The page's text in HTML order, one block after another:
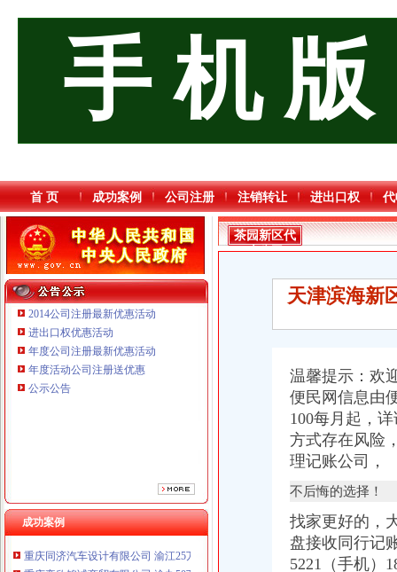
手 机 版
首 页 成功案例 公司注册 注销转让 进出口权
2014公司注册最新优惠活动
进出口权优惠活动
年度公司注册最新优惠活动
年度活动公司注册送优惠
公示公告
成功案例
重庆奕欣锦诚商贸有限公司 渝九50万 （工商注册）
重庆宝鹰汽车销售有限公司
重庆逸道医疗器械有限公司
重庆市明诚塑料制品有限责任公司 渝高100万 （进出口权）
重庆盛旗投资咨询有限公司 渝中10万 （工商注册）
重庆灵娱科技有限公司 渝北3万 （工商注册）
重庆尊盟财务管理有限公司 渝北10万 （工商注册）
重庆奕欣锦诚商贸有限公司 渝九50万 （工商注册）
茶园新区代
账公司
天津滨海新
温馨提示：欢
便民网信息由
100每月起，
方式存在风险
理记账公司，
不后悔的选择！
找家更好的，
盘接收同行记
5221（手机）